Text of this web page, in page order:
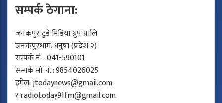
सम्पर्क ठेगाना:
जनकपुर टुडे मिडिया ग्रुप प्रालि
जनकपुरधाम, धनुषा (प्रदेश २)
सम्पर्क नं. : 041-590101
सम्पर्क मो. नं. : 9854026025
इमेल:jtodaynews@gmail.com
रradiotoday91fm@gmail.com